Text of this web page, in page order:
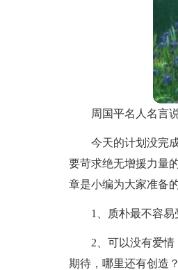
周国平名人名言
今天的计划没完
要苛求绝无增援力量
章是小编为大家准备
1、质朴最不容易
2、可以没有爱
期待，哪里还有创造